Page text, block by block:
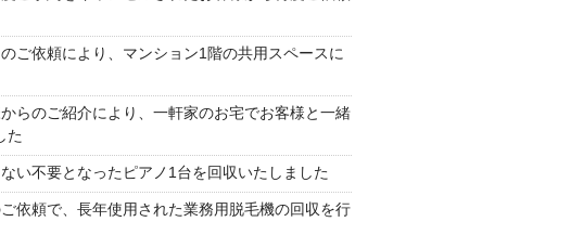
ご依頼により、マンション1階の共用スペースに
らのご紹介により、一軒家のお宅でお客様と一緒
た
い不要となったピアノ1台を回収いたしました
依頼で、長年使用された業務用脱毛機の回収を行